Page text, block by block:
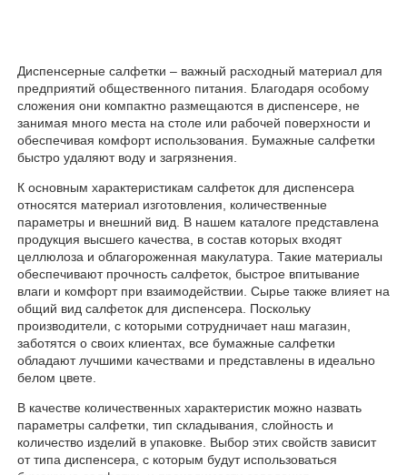
Диспенсерные салфетки – важный расходный материал для
предприятий общественного питания. Благодаря особому
сложения они компактно размещаются в диспенсере, не
занимая много места на столе или рабочей поверхности и
обеспечивая комфорт использования. Бумажные салфетки
быстро удаляют воду и загрязнения.
К основным характеристикам салфеток для диспенсера
относятся материал изготовления, количественные
параметры и внешний вид. В нашем каталоге представлена
продукция высшего качества, в состав которых входят
целлюлоза и облагороженная макулатура. Такие материалы
обеспечивают прочность салфеток, быстрое впитывание
влаги и комфорт при взаимодействии. Сырье также влияет на
общий вид салфеток для диспенсера. Поскольку
производители, с которыми сотрудничает наш магазин,
заботятся о своих клиентах, все бумажные салфетки
обладают лучшими качествами и представлены в идеально
белом цвете.
В качестве количественных характеристик можно назвать
параметры салфетки, тип складывания, слойность и
количество изделий в упаковке. Выбор этих свойств зависит
от типа диспенсера, с которым будут использоваться